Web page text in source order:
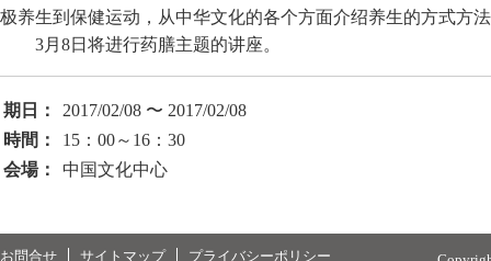
极养生到保健运动，从中华文化的各个方面介绍养生的方式方
3月8日将进行药膳主题的讲座。
期日：
2017/02/08 〜 2017/02/08
時間：
15：00～16：30
会場：
中国文化中心
お問合せ サイトマップ プライバシーポリシー